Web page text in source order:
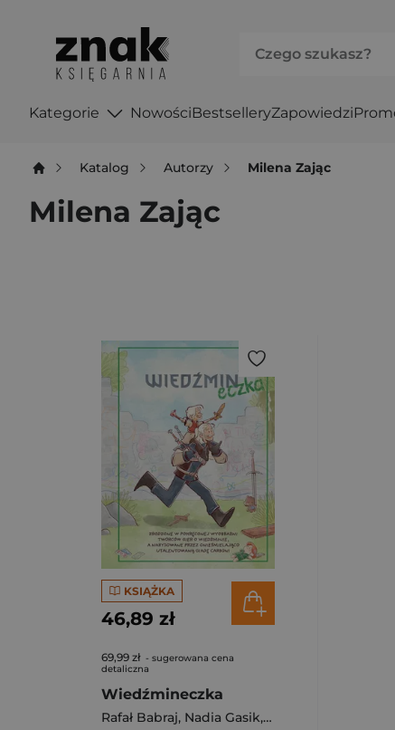
Kategorie NowościBestselleryZapowiedzi
Katalog Autorzy Milena Zając
Milena Zając
KSIĄŻKA
46,89 zł
69,99 zł - sugerowana cena
detaliczna
Wiedźmineczka
Rafał Babraj, Nadia Gasik, Katarzyna Grzyb